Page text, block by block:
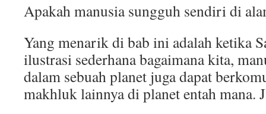
Apakah manusia sungguh sendiri di
Yang menarik di bab ini adalah ketika
ilustrasi sederhana bagaimana kita,
dalam sebuah planet juga dapat
makhluk lainnya di planet entah mana.